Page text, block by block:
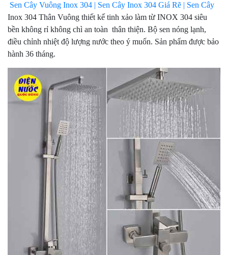
Sen Cây Vuông Inox 304 | Sen Cây Inox 304 Giá Rẽ | Sen Cây
Inox 304 Thân Vuông thiết kế tinh xảo làm từ INOX 304 siêu
bền không rỉ không chì an toàn thân thiện. Bộ sen nóng lạnh,
điều chỉnh nhiệt độ lượng nước theo ý muốn. Sản phẩm được bảo
hành 36 tháng.